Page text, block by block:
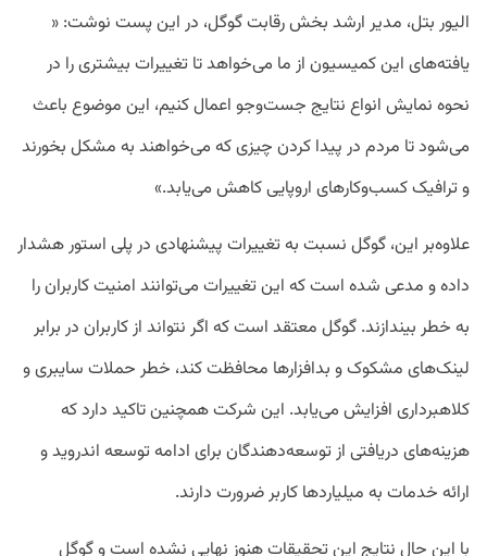
الیور بتل، مدیر ارشد بخش رقابت گوگل، در این پست نوشت: «
یافته‌های این کمیسیون از ما می‌خواهد تا تغییرات بیشتری را در
نحوه نمایش انواع نتایج جست‌وجو اعمال کنیم، این موضوع باعث
می‌شود تا مردم در پیدا کردن چیزی که می‌خواهند به مشکل بخورند
و ترافیک کسب‌وکارهای اروپایی کاهش می‌یابد.»
علاوه‌بر این، گوگل نسبت به تغییرات پیشنهادی در پلی استور هشدار
داده و مدعی شده است که این تغییرات می‌توانند امنیت کاربران را
به خطر بیندازند. گوگل معتقد است که اگر نتواند از کاربران در برابر
لینک‌های مشکوک و بدافزارها محافظت کند، خطر حملات سایبری و
کلاهبرداری افزایش می‌یابد. این شرکت همچنین تاکید دارد که
هزینه‌های دریافتی از توسعه‌دهندگان برای ادامه توسعه اندروید و
ارائه خدمات به میلیاردها کاربر ضرورت دارند.
با این حال نتایج این تحقیقات هنوز نهایی نشده است و گوگل